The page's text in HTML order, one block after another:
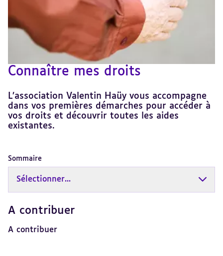
Connaître mes droits
L’association Valentin Haüy vous accompagne
dans vos premières démarches pour accéder à
vos droits et découvrir toutes les aides
existantes.
Sommaire
Sélectionner...
A contribuer
A contribuer
Revenir
sommaire